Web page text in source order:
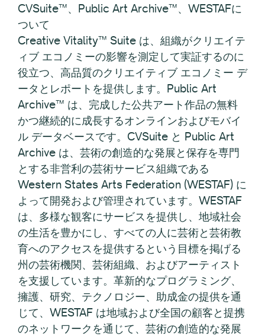
CVSuite™、Public Art Archive™、WESTAFに
ついて
Creative Vitality™ Suite は、組織がクリエイテ
ィブ エコノミーの影響を測定して実証するのに
役立つ、高品質のクリエイティブ エコノミー デ
ータとレポートを提供します。Public Art
Archive™ は、完成した公共アート作品の無料
かつ継続的に成長するオンラインおよびモバイ
ル データベースです。CVSuite と Public Art
Archive は、芸術の創造的な発展と保存を専門
とする非営利の芸術サービス組織である
Western States Arts Federation (WESTAF) に
よって開発および管理されています。WESTAF
は、多様な観客にサービスを提供し、地域社会
の生活を豊かにし、すべての人に芸術と芸術教
育へのアクセスを提供するという目標を掲げる
州の芸術機関、芸術組織、およびアーティスト
を支援しています。革新的なプログラミング、
擁護、研究、テクノロジー、助成金の提供を通
じて、WESTAF は地域および全国の顧客と提携
のネットワークを通じて、芸術の創造的な発展